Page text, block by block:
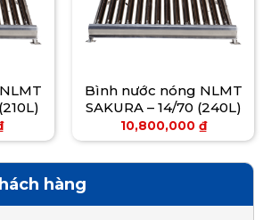
hàng
Bình nước nóng NLMT
SAKURA – 14/70 (240L)
10,800,000 ₫